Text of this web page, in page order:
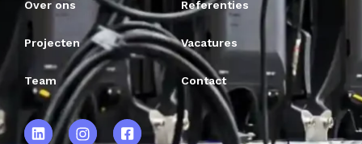
Over ons Referenties
Projecten Vacatures
Team Contact